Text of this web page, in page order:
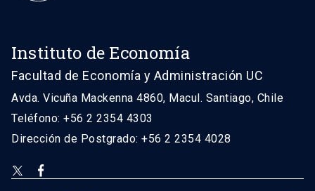
Instituto de Economía
Facultad de Economía y Administración UC
Avda. Vicuña Mackenna 4860, Macul. Santiago, Chile
Teléfono: +56 2 2354 4303
Dirección de Postgrado: +56 2 2354 4028